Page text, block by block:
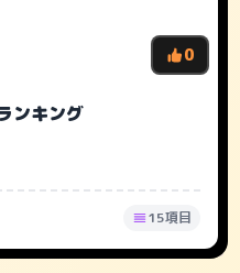
0
ンキング
15項目